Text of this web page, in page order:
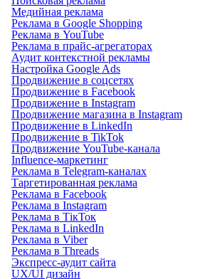
Медийная реклама
Реклама в Google Shopping
Реклама в YouTube
Реклама в прайс-агрегаторах
Аудит контекстной рекламы
Настройка Google Ads
Продвижение в соцсетях
Продвижение в Facebook
Продвижение в Instagram
Продвижение магазина в Instagram
Продвижение в LinkedIn
Продвижение в TikTok
Продвижение YouTube-канала
Influence-маркетинг
Реклама в Telegram-каналах
Таргетированная реклама
Реклама в Facebook
Реклама в Instagram
Реклама в ТікТок
Реклама в LinkedIn
Реклама в Viber
Реклама в Threads
Экспресс-аудит сайта
UX/UI дизайн